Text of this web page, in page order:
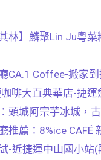
其林】麟聚Lin Ju粵
CA.1 Coffee-搬家
咖啡大直典華店-捷
頭城阿宗芋冰城，
推薦：8%ice CAFÉ
-近捷運中山國小站(